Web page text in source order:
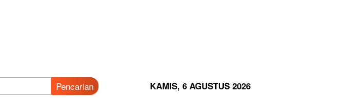
Pencarian KAMIS, 6 AGUSTUS 2026